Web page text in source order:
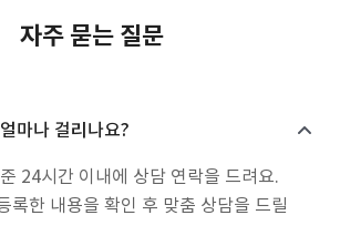
자주 묻는 질문
마나 걸리나요?
24시간 이내에 상담 연락을 드려요.
록한 내용을 확인 후 맞춤 상담을 드릴